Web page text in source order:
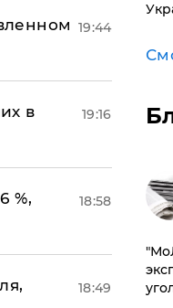
19:44
в
19:16
%,
18:58
18:49